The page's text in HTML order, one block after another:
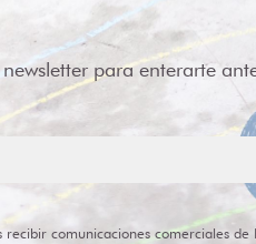
para enterarte
recibir comunicaciones comerciales